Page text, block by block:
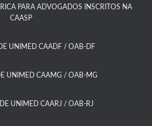
PARA ADVOGADOS INSCRITOS NA
CAASP​
UNIMED CAADF / OAB-DF​
UNIMED CAAMG / OAB-MG​
UNIMED CAARJ / OAB-RJ​